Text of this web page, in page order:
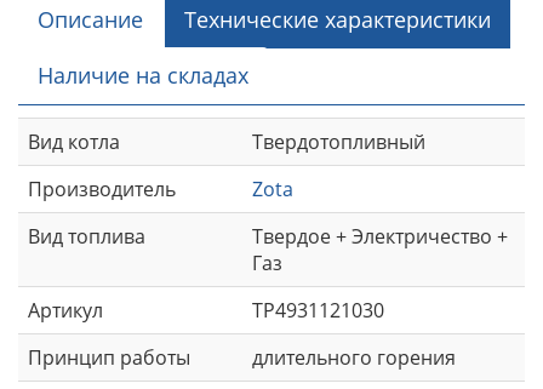
Описание
Технические характеристики
Наличие на складах
Вид котла
Твердотопливный
Производитель
Zota
Вид топлива
Твердое + Электричество +
Газ
Артикул
TP4931121030
Принцип работы
длительного горения